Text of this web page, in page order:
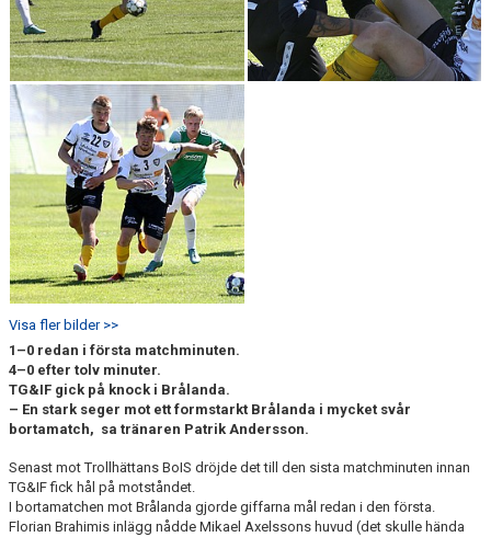
Visa fler bilder >>
1–0 redan i första matchminuten.
4–0 efter tolv minuter.
TG&IF gick på knock i Brålanda.
– En stark seger mot ett formstarkt Brålanda i mycket svår
bortamatch, sa tränaren Patrik Andersson.
Senast mot Trollhättans BoIS dröjde det till den sista matchminuten innan
TG&IF fick hål på motståndet.
I bortamatchen mot Brålanda gjorde giffarna mål redan i den första.
Florian Brahimis inlägg nådde Mikael Axelssons huvud (det skulle hända